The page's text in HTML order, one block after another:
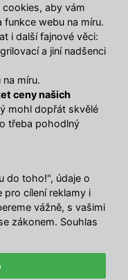
aby vám
webu na míru.
i další fajnové věci:
a jiní nadšenci
míru.
ceny našich
mohl dopřát skvělé
třeba pohodlný
do toho!", údaje o
pro cílení reklamy i
vážně, s vašimi
zákonem. Souhlas